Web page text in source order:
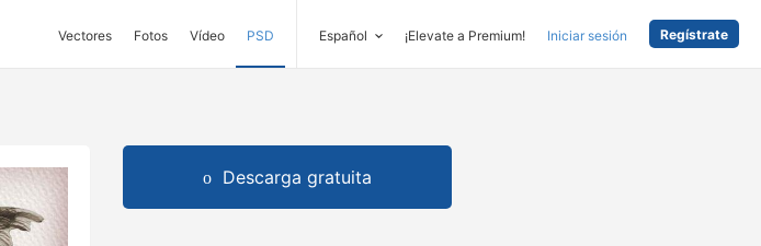
Vectores Fotos Vídeo PSD Español ¡Elevate a Premium! Iniciar sesión Regístrate
Descarga gratuita